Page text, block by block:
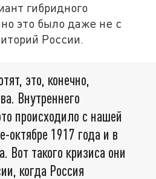
гибридного
это было даже не с
России.
это, конечно,
Внутреннего
происходило с нашей
октябре 1917 года и в
Вот такого кризиса они
когда Россия